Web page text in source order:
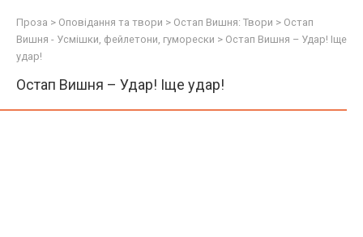
Проза > Оповідання та твори > Остап Вишня: Твори > Остап
Вишня - Усмішки, фейлетони, гуморески > Остап Вишня – Удар! Іще
удар!
Остап Вишня – Удар! Іще удар!